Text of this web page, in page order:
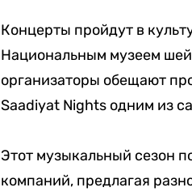
Концерты пройдут в
Национальным музеем
организаторы обещают
Saadiyat Nights одним из
Этот музыкальный сезон
компаний, предлагая